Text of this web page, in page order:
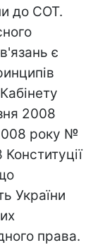
до СОТ.
є
2008
року №
України
права.